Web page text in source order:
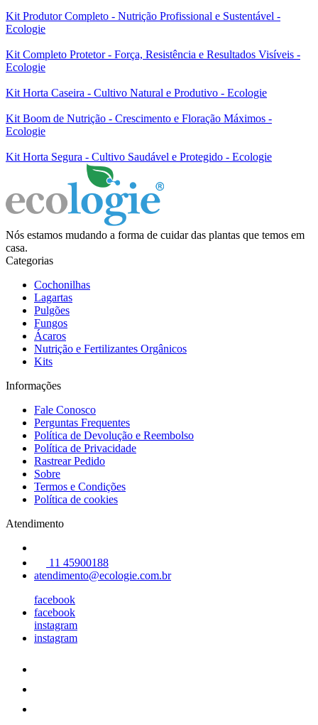
Kit Produtor Completo - Nutrição Profissional e Sustentável -
Ecologie
Kit Completo Protetor - Força, Resistência e Resultados Visíveis -
Ecologie
Kit Horta Caseira - Cultivo Natural e Produtivo - Ecologie
Kit Boom de Nutrição - Crescimento e Floração Máximos -
Ecologie
Kit Horta Segura - Cultivo Saudável e Protegido - Ecologie
Nós estamos mudando a forma de cuidar das plantas que temos em
casa.
Categorias
Cochonilhas
Lagartas
Pulgões
Fungos
Ácaros
Nutrição e Fertilizantes Orgânicos
Kits
Informações
Fale Conosco
Perguntas Frequentes
Política de Devolução e Reembolso
Política de Privacidade
Rastrear Pedido
Sobre
Termos e Condições
Política de cookies
Atendimento
11 45900188
atendimento@ecologie.com.br
facebook
facebook
instagram
instagram